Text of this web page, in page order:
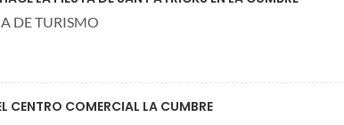
DE TURISMO
CENTRO COMERCIAL LA CUMBRE